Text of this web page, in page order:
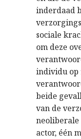
inderdaad
sociale
om deze
individu op
beide
van de
actor, één